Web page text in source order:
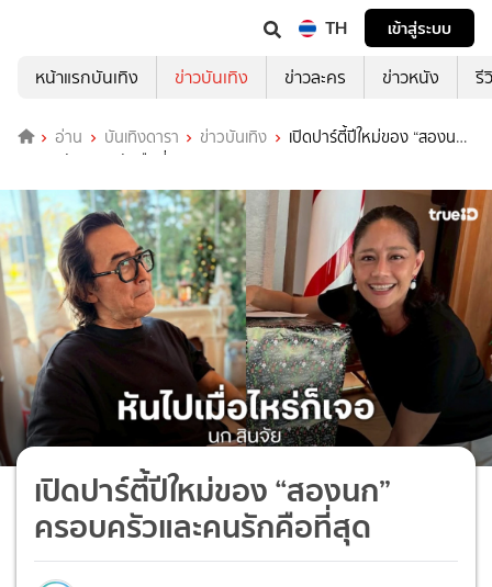
TH
เข้าสู่ระบบ
หน้าแรกบันเทิง
ข่าวบันเทิง ข่าวละคร ข่าวหนัง รี
อ่าน บันเทิงดารา ข่าวบันเทิง
เปิดปาร์ตี้ปีใหม่ของ “สองนก”
ครอบครัวและคนรักคือที่สุด
เปิดปาร์ตี้ปีใหม่ของ “สองนก”
ครอบครัวและคนรักคือที่สุด